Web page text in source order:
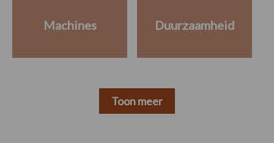
Machines Duurzaamheid
Toon meer